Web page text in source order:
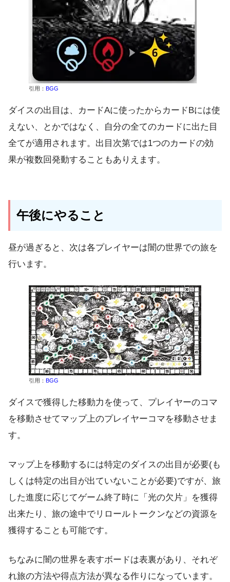
引用： BGG
ダイスの出目は、カードAに使ったからカードBには使
えない、とかではなく、自分の全てのカードに出た目
全てが適用されます。出目次第では1つのカードの効
果が複数回発動することもありえます。
午後にやること
昼が過ぎると、次は各プレイヤーは闇の世界での旅を
行います。
引用： BGG
ダイスで獲得した移動力を使って、プレイヤーのコマ
を移動させてマップ上のプレイヤーコマを移動させま
す。
マップ上を移動するには特定のダイスの出目が必要(も
しくは特定の出目が出ていないことが必要)ですが、旅
した進度に応じてゲーム終了時に「光の欠片」を獲得
出来たり、旅の途中でリロールトークンなどの資源を
獲得することも可能です。
ちなみに闇の世界を表すボードは表裏があり、それぞ
れ旅の方法や得点方法が異なる作りになっています。